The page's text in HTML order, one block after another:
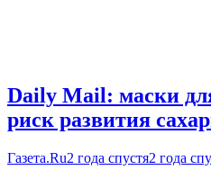
Daily Mail: маски
риск развития
Газета.Ru2 года спустя2 года